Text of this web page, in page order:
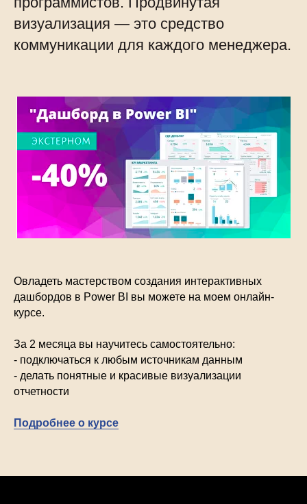
визуализация — это средство
коммуникации для каждого менеджера.
Овладеть мастерством создания интерактивных
дашбордов в Power BI вы можете на моем онлайн-
курсе.
За 2 месяца вы научитесь самостоятельно:
- подключаться к любым источникам данным
- делать понятные и красивые визуализации
отчетности
Подробнее о курсе